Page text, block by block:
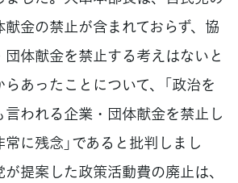
金の禁止が含まれておらず、協
体献金を禁止する考えはないと
あったことについて、「政治を
われる企業・団体献金を禁止し
に残念」であると批判しまし
提案した政策活動費の廃止は、